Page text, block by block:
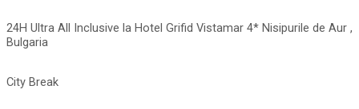
24H Ultra All Inclusive la Hotel Grifid Vistamar 4* Nisipurile de Aur ,
Bulgaria
City Break